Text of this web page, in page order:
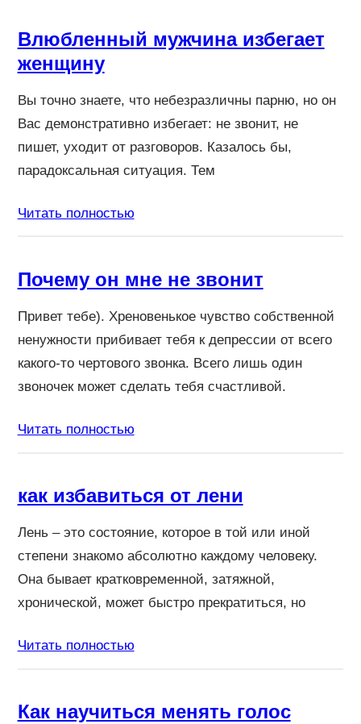
Влюбленный мужчина избегает
женщину
Вы точно знаете, что небезразличны парню, но он
Вас демонстративно избегает: не звонит, не
пишет, уходит от разговоров. Казалось бы,
парадоксальная ситуация. Тем
Читать полностью
Почему он мне не звонит
Привет тебе). Хреновенькое чувство собственной
ненужности прибивает тебя к депрессии от всего
какого-то чертового звонка. Всего лишь один
звоночек может сделать тебя счастливой.
Читать полностью
как избавиться от лени
Лень – это состояние, которое в той или иной
степени знакомо абсолютно каждому человеку.
Она бывает кратковременной, затяжной,
хронической, может быстро прекратиться, но
Читать полностью
Как научиться менять голос